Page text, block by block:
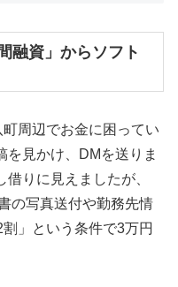
融資」からソフト
周辺でお金に困ってい
を見かけ、DMを送りま
りに見えましたが、
の写真送付や勤務先情
」という条件で3万円